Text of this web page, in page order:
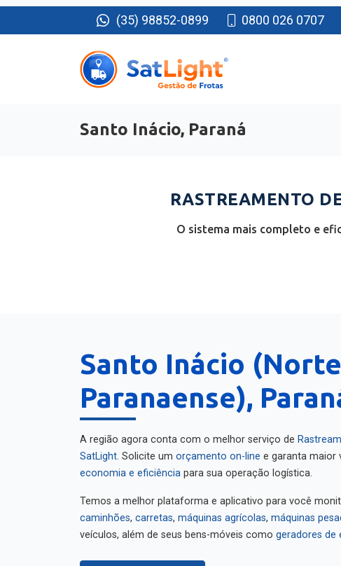
(35) 98852-0899 0800 026 0707
Santo Inácio, Paraná
RASTREAMENTO
O sistema mais completo e
Santo Inácio
Paranaense),
A região agora conta com o melhor serviço de
SatLight . Solicite um orçamento on-line e garanta maior
economia e eficiência para sua operação logística.
Temos a melhor plataforma e aplicativo para você
caminhões carretas máquinas agrícolas máquinas
veículos, além de seus bens-móveis como geradores de